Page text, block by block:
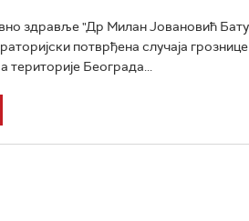
здравље "Др Милан Јовановић
потврђена случаја
територије Београда...